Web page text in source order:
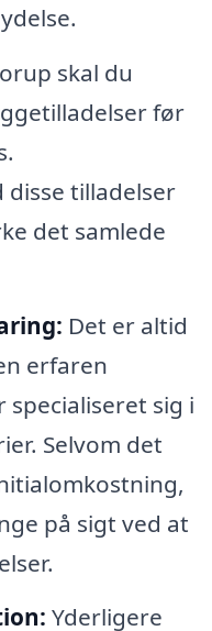
skal du
før
tilladelser
det samlede
Det er altid
erfaren
sig i
Selvom det
på sigt ved at
Yderligere